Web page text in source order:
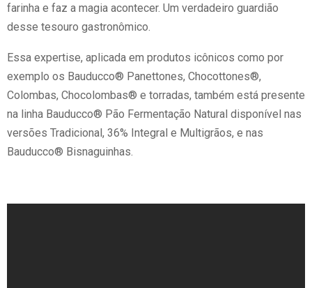
farinha e faz a magia acontecer. Um verdadeiro guardião
desse tesouro gastronômico.
Essa expertise, aplicada em produtos icônicos como por
exemplo os Bauducco® Panettones, Chocottones®,
Colombas, Chocolombas® e torradas, também está presente
na linha Bauducco® Pão Fermentação Natural disponível nas
versões Tradicional, 36% Integral e Multigrãos, e nas
Bauducco® Bisnaguinhas.